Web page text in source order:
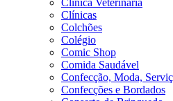
Clinica Veterinária
Clínicas
Colchões
Colégio
Comic Shop
Comida Saudável
Confecção, Moda,
Confecções e Bordados